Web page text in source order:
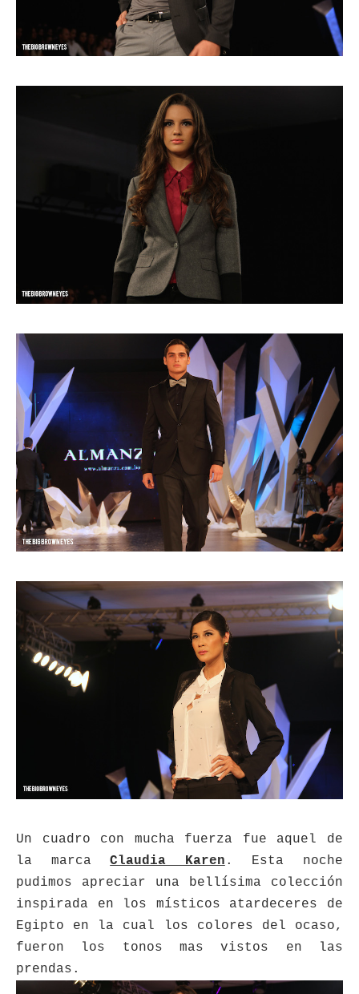
Un cuadro con mucha fuerza fue aquel de
la marcaClaudia Karen . Esta noche
pudimos apreciar una bellísima colección
inspirada en los místicos atardeceres de
Egipto en la cual los colores del ocaso,
fueron los tonos mas vistos en las
prendas.